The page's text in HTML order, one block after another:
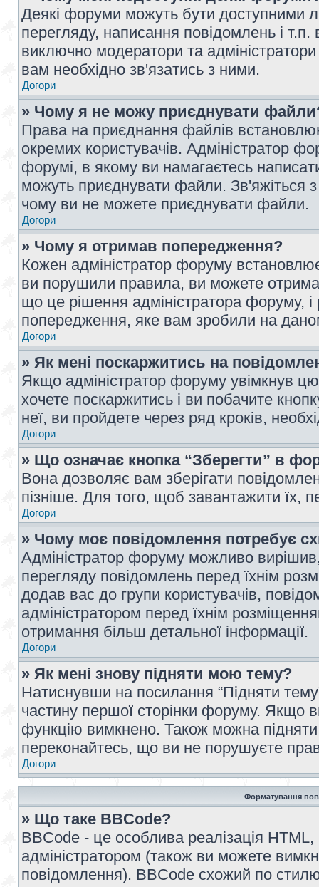
Деякі форуми можуть бути доступними
перегляду, написання повідомлень і
виключно модератори та
вам необхідно зв'язатись з ними.
Догори
» Чому я не можу приєднувати
Права на приєднання файлів
окремих користувачів. Адміністратор
форумі, в якому ви намагаєтесь
можуть приєднувати файли. Зв'яжіться
чому ви не можете приєднувати файли.
Догори
» Чому я отримав попередження?
Кожен адміністратор форуму
ви порушили правила, ви можете
що це рішення адміністратора форуму,
попередження, яке вам зробили на
Догори
» Як мені поскаржитись на
Якщо адміністратор форуму увімкнув
хочете поскаржитись і ви побачите
неї, ви пройдете через ряд кроків,
Догори
» Що означає кнопка “Зберегти” в
Вона дозволяє вам зберігати
пізніше. Для того, щоб завантажити їх,
Догори
» Чому моє повідомлення потребує
Адміністратор форуму можливо
перегляду повідомлень перед їхнім
додав вас до групи користувачів,
адміністратором перед їхнім
отримання більш детальної інформації.
Догори
» Як мені знову підняти мою тему?
Натиснувши на посилання “Підняти
частину першої сторінки форуму. Якщо
функцію вимкнено. Також можна
переконайтесь, що ви не порушуєте
Догори
Форматування
» Що таке BBCode?
BBCode - це особлива реалізація
адміністратором (також ви можете
повідомлення). BBCode схожий по